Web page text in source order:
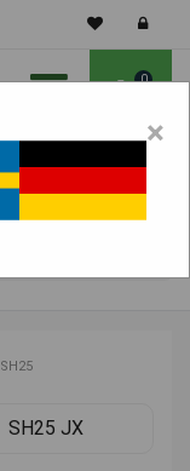
0
SH25
SH25 JX
×